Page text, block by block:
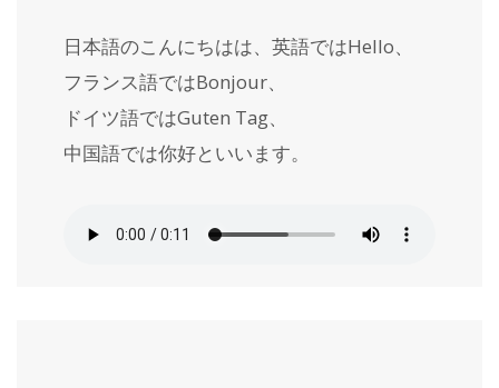
日本語のこんにちはは、英語ではHello、
フランス語ではBonjour、
ドイツ語ではGuten Tag、
中国語では你好といいます。